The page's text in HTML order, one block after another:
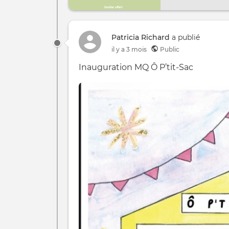
Patricia Richard a publié
il y a 3 mois Public
Inauguration MQ Ô P’tit-Sac